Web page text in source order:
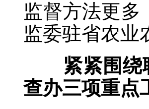
监督方法更多
监委驻省农业
紧紧围绕职
查办三项重点